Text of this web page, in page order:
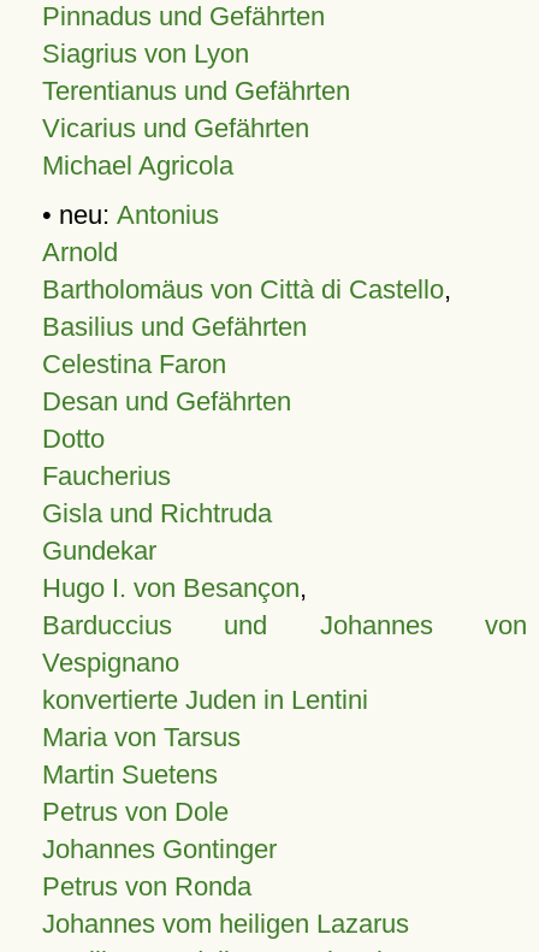
Pinnadus und Gefährten
Siagrius von Lyon
Terentianus und Gefährten
Vicarius und Gefährten
Michael Agricola
• neu: Antonius
Arnold
Bartholomäus von Città di Castello,
Basilius und Gefährten
Celestina Faron
Desan und Gefährten
Dotto
Faucherius
Gisla und Richtruda
Gundekar
Hugo I. von Besançon,
Barduccius und Johannes von
Vespignano
konvertierte Juden in Lentini
Maria von Tarsus
Martin Suetens
Petrus von Dole
Johannes Gontinger
Petrus von Ronda
Johannes vom heiligen Lazarus